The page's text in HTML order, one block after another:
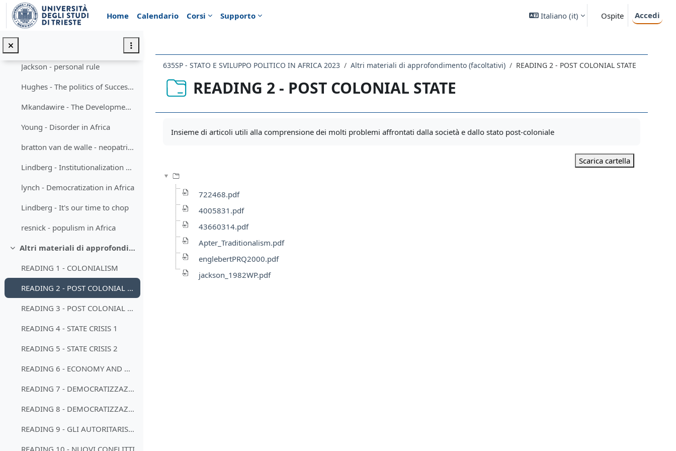
Vai al contenuto principale
Home
Calendario Corsi Supporto Italiano ‎(it)‎ Ospite Accedi
Mamdani - Citizen & Subject
Posner - Chewas and Tumbukas
Jackson - personal rule
Hughes - The politics of Succession
Mkandawire - The Developmental State
Young - Disorder in Africa
bratton van de walle - neopatrimonialism & transition
Lindberg - Institutionalization of Party system
lynch - Democratization in Africa
Lindberg - It's our time to chop
resnick - populism in Africa
Minimizza
Altri materiali di approfondimento (facoltativi)
READING 1 - COLONIALISM
READING 2 - POST COLONIAL STATE
READING 3 - POST COLONIAL STATE
READING 4 - STATE CRISIS 1
READING 5 - STATE CRISIS 2
READING 6 - ECONOMY AND DEVELOPMENT
READING 7 - DEMOCRATIZZAZIONI 1
READING 8 - DEMOCRATIZZAZIONI 2
READING 9 - GLI AUTORITARISMI
635SP - STATO E SVILUPPO POLITICO IN AFRICA 2023 Altri materiali di approfondimento (facoltativi) READING 2 - POST COLONIAL STATE
READING 2 - POST COLONIAL STATE
Insieme di articoli utili alla comprensione dei molti problemi affrontati dalla società e dallo stato post-coloniale
Scarica cartella
722468.pdf
4005831.pdf
43660314.pdf
Apter_Traditionalism.pdf
englebertPRQ2000.pdf
jackson_1982WP.pdf